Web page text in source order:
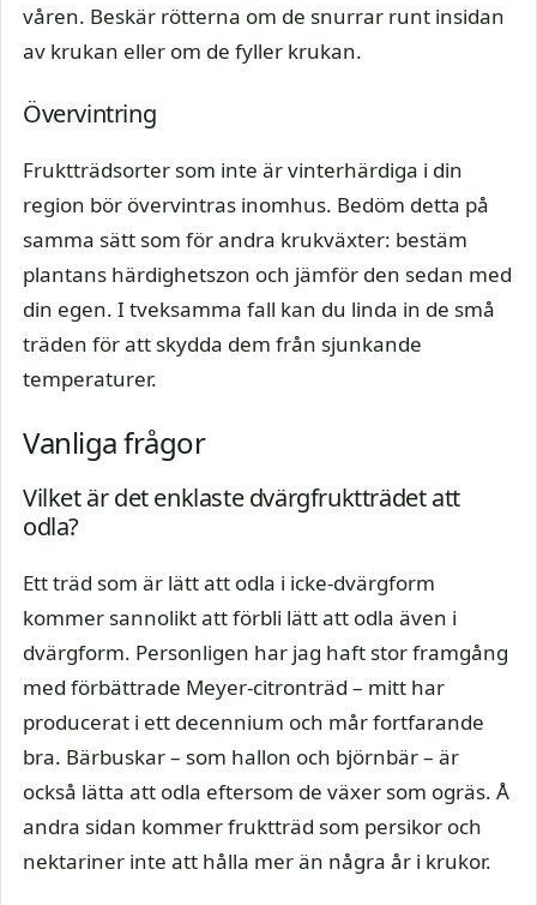
våren. Beskär rötterna om de snurrar runt insidan
av krukan eller om de fyller krukan.
Övervintring
Fruktträdsorter som inte är vinterhärdiga i din
region bör övervintras inomhus. Bedöm detta på
samma sätt som för andra krukväxter: bestäm
plantans härdighetszon och jämför den sedan med
din egen. I tveksamma fall kan du linda in de små
träden för att skydda dem från sjunkande
temperaturer.
Vanliga frågor
Vilket är det enklaste dvärgfruktträdet att
odla?
Ett träd som är lätt att odla i icke-dvärgform
kommer sannolikt att förbli lätt att odla även i
dvärgform. Personligen har jag haft stor framgång
med förbättrade Meyer-citronträd – mitt har
producerat i ett decennium och mår fortfarande
bra. Bärbuskar – som hallon och björnbär – är
också lätta att odla eftersom de växer som ogräs. Å
andra sidan kommer fruktträd som persikor och
nektariner inte att hålla mer än några år i krukor.